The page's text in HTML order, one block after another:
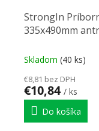
StrongIn
335x490mm
Skladom (40 ks)
€8,81 bez DPH
€10,84 / ks
Do košíka